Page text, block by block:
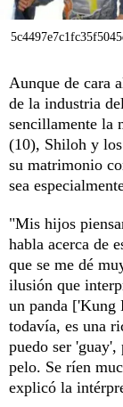
Aunque de cara
de la industria
sencillamente la
(10), Shiloh y
su matrimonio
sea
"Mis hijos
habla acerca de
que se me dé
ilusión que
un panda ['Kung
todavía, es una
puedo ser
pelo. Se ríen
explicó la